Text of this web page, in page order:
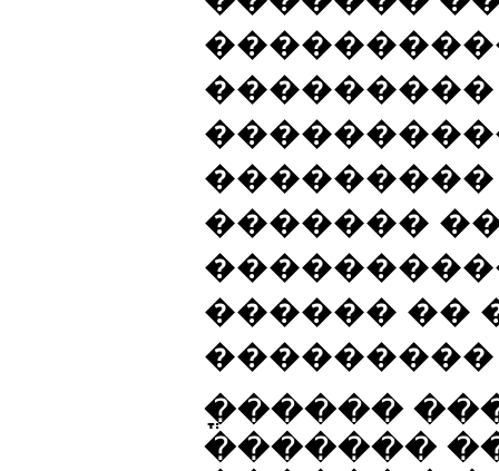
�������
������ ��
���������
- ���� �
�������